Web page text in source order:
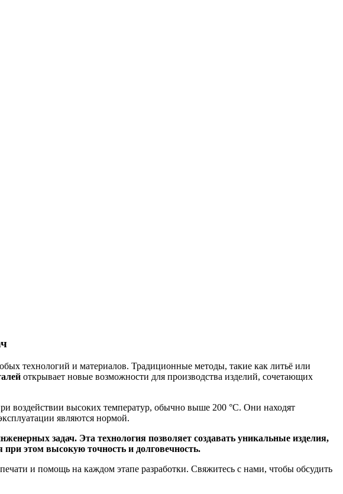
технологий и материалов. Традиционные методы, такие как литьё или
открывает новые возможности для производства изделий, сочетающих
воздействии высоких температур, обычно выше 200 °C. Они находят
являются нормой.
задач. Эта технология позволяет создавать уникальные изделия,
этом высокую точность и долговечность.
и помощь на каждом этапе разработки. Свяжитесь с нами, чтобы обсудить